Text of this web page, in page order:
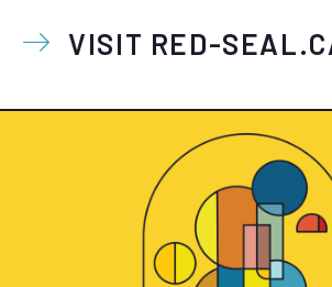
VISIT RED-